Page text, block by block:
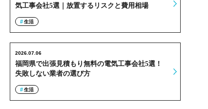
気工事会社5選｜放置するリスクと費用相場
生活
福岡県で出張見積もり無料の電気工事会社5選！
失敗しない業者の選び方
2026.07.06
生活